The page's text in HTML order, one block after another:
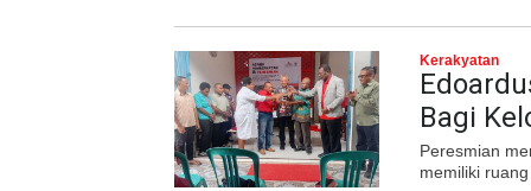
Kerakyatan
Bagi
Peresmian
memiliki